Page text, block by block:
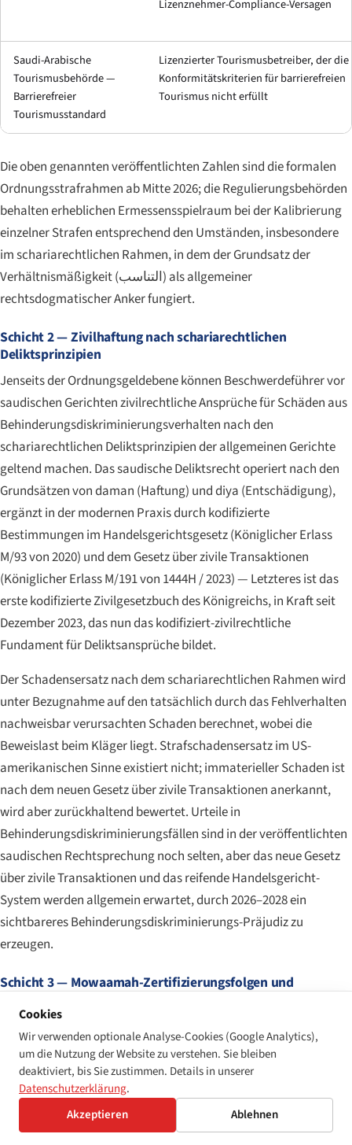
Lizenznehmer-Compliance-Versagen
Saudi-Arabische
Tourismusbehörde —
Barrierefreier
Tourismusstandard
Lizenzierter Tourismusbetreiber, der die
Konformitätskriterien für barrierefreien
Tourismus nicht erfüllt
Die oben genannten veröffentlichten Zahlen sind die formalen
Ordnungsstrafrahmen ab Mitte 2026; die Regulierungsbehörden
behalten erheblichen Ermessensspielraum bei der Kalibrierung
einzelner Strafen entsprechend den Umständen, insbesondere
im schariarechtlichen Rahmen, in dem der Grundsatz der
Verhältnismäßigkeit (التناسب) als allgemeiner
rechtsdogmatischer Anker fungiert.
Schicht 2 — Zivilhaftung nach schariarechtlichen
Deliktsprinzipien
Jenseits der Ordnungsgeldebene können Beschwerdeführer vor
saudischen Gerichten zivilrechtliche Ansprüche für Schäden aus
Behinderungsdiskriminierungsverhalten nach den
schariarechtlichen Deliktsprinzipien der allgemeinen Gerichte
geltend machen. Das saudische Deliktsrecht operiert nach den
Grundsätzen vondaman (Haftung) unddiya (Entschädigung),
ergänzt in der modernen Praxis durch kodifizierte
Bestimmungen im Handelsgerichtsgesetz (Königlicher Erlass
M/93 von 2020) und dem Gesetz über zivile Transaktionen
(Königlicher Erlass M/191 von 1444H / 2023) — Letzteres ist das
erste kodifizierte Zivilgesetzbuch des Königreichs, in Kraft seit
Dezember 2023, das nun das kodifiziert-zivilrechtliche
Fundament für Deliktsansprüche bildet.
Der Schadensersatz nach dem schariarechtlichen Rahmen wird
unter Bezugnahme auf den tatsächlich durch das Fehlverhalten
nachweisbar verursachten Schaden berechnet, wobei die
Beweislast beim Kläger liegt. Strafschadensersatz im US-
amerikanischen Sinne existiert nicht; immaterieller Schaden ist
nach dem neuen Gesetz über zivile Transaktionen anerkannt,
wird aber zurückhaltend bewertet. Urteile in
Behinderungsdiskriminierungsfällen sind in der veröffentlichten
saudischen Rechtsprechung noch selten, aber das neue Gesetz
über zivile Transaktionen und das reifende Handelsgericht-
System werden allgemein erwartet, durch 2026–2028 ein
sichtbareres Behinderungsdiskriminierungs-Präjudiz zu
erzeugen.
Schicht 3 — Mowaamah-Zertifizierungsfolgen und
wirtschaftlich bedeutendste Belastung nicht die Ordnungsstrafe
— sondern derVerlust der Mowaamah-Zertifizierung als
barrierefreier Arbeitgeber
Ausschluss von staatlichen Beschaffungsausschreibungen, bei
denen eine Mowaamah-Zertifizierung ein Qualifikations- oder
Cookies
Wir verwenden optionale Analyse-Cookies (Google Analytics),
um die Nutzung der Website zu verstehen. Sie bleiben
deaktiviert, bis Sie zustimmen. Details in unserer
Datenschutzerklärung.
Akzeptieren
Ablehnen